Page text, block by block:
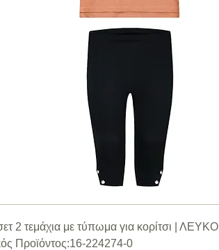
2 τεμάχια με τύπωμα για κορίτσι | ΛΕΥΚΟ
Προϊόντος:16-224274-0